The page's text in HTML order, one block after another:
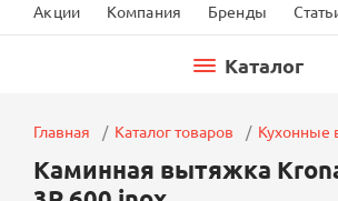
Акции Компания Бренды
Каталог
Главная Каталог товаров Кухонные
Каминная вытяжка